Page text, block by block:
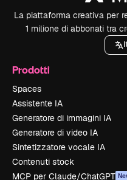
La piattaforma creativa per
1 milione di abbonati tra
Prodotti
Spaces
Assistente IA
Generatore di immagini IA
Generatore di video IA
Sintetizzatore vocale IA
Contenuti stock
MCP per Claude/ChatGPT